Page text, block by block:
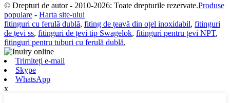
© Drepturi de autor - 2010-2026: Toate drepturile rezervate.Produse
populare - Harta site-ului
fitinguri cu ferulă dublă, fiting de țeavă din oțel inoxidabil, fitinguri
de țevi ss, fitinguri de țevi tip Swagelok, fitinguri pentru țevi NPT,
fitinguri pentru tuburi cu ferulă dublă,
Trimiteți e-mail
Skype
WhatsApp
x